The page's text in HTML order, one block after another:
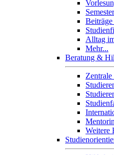
Alltag
Mehr...
Beratung &
Weitere